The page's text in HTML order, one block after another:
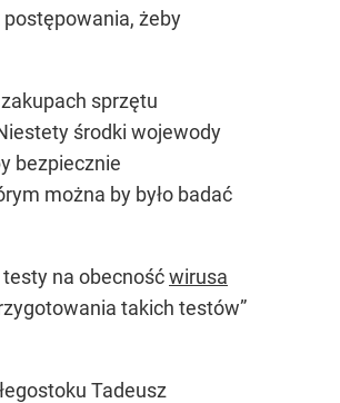
żeby
sprzętu
środki wojewody
bezpiecznie
można by było badać
na obecnośćwirusa
takich testów”
Tadeusz